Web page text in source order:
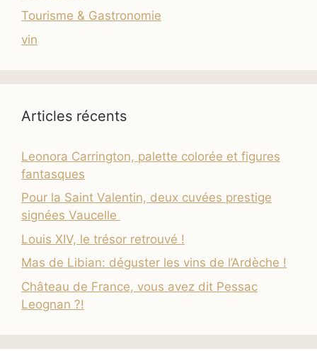
Tourisme & Gastronomie
vin
Articles récents
Leonora Carrington, palette colorée et figures
fantasques
Pour la Saint Valentin, deux cuvées prestige
signées Vaucelle
Louis XIV, le trésor retrouvé !
Mas de Libian: déguster les vins de l’Ardèche !
Château de France, vous avez dit Pessac
Leognan ?!